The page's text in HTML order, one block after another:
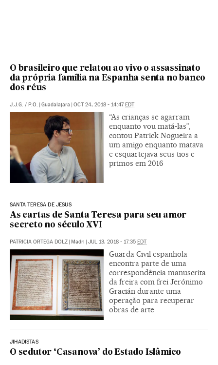
O brasileiro que relatou ao vivo o assassinato
da própria família na Espanha senta no banco
dos réus
J.J.G. / P.O. | Guadalajara | OCT 24, 2018 - 14:47EDT
“As crianças se agarram
enquanto vou matá-las”,
contou Patrick Nogueira a
um amigo enquanto matava
e esquartejava seus tios e
primos em 2016
SANTA TERESA DE JESUS
As cartas de Santa Teresa para seu amor
secreto no século XVI
PATRICIA ORTEGA DOLZ | Madri | JUL 13, 2018 - 17:35 EDT
Guarda Civil espanhola
encontra parte de uma
correspondência manuscrita
da freira com frei Jerónimo
Gracián durante uma
operação para recuperar
obras de arte
JIHADISTAS
O sedutor ‘Casanova’ do Estado Islâmico